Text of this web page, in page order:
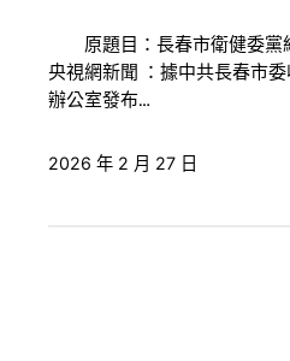
原題目：長春市衛健委
央視網新聞 ：據中共長春市
辦公室發布…
2026 年 2 月 27 日